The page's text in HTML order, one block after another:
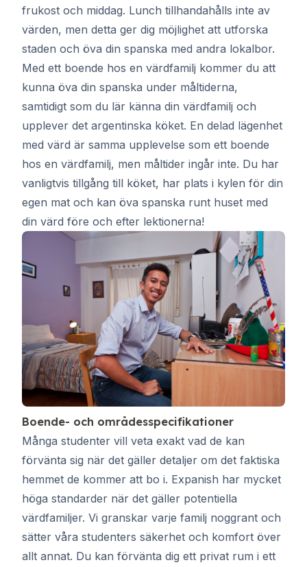
frukost och middag. Lunch tillhandahålls inte av
värden, men detta ger dig möjlighet att utforska
staden och öva din spanska med andra lokalbor.
Med ett boende hos en värdfamilj kommer du att
kunna öva din spanska under måltiderna,
samtidigt som du lär känna din värdfamilj och
upplever det argentinska köket. En delad lägenhet
med värd är samma upplevelse som ett boende
hos en värdfamilj, men måltider ingår inte. Du har
vanligtvis tillgång till köket, har plats i kylen för din
egen mat och kan öva spanska runt huset med
din värd före och efter lektionerna!
Boende- och områdesspecifikationer
Många studenter vill veta exakt vad de kan
förvänta sig när det gäller detaljer om det faktiska
hemmet de kommer att bo i. Expanish har mycket
höga standarder när det gäller potentiella
värdfamiljer. Vi granskar varje familj noggrant och
sätter våra studenters säkerhet och komfort över
allt annat. Du kan förvänta dig ett privat rum i ett